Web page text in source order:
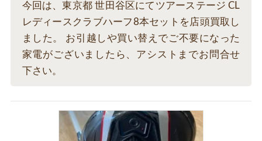
今回は、東京都 世田谷区にてツアーステージ CL
レディースクラブハーフ8本セットを店頭買取し
ました。 お引越しや買い替えでご不要になった
家電がございましたら、アシストまでお問合せ
下さい。